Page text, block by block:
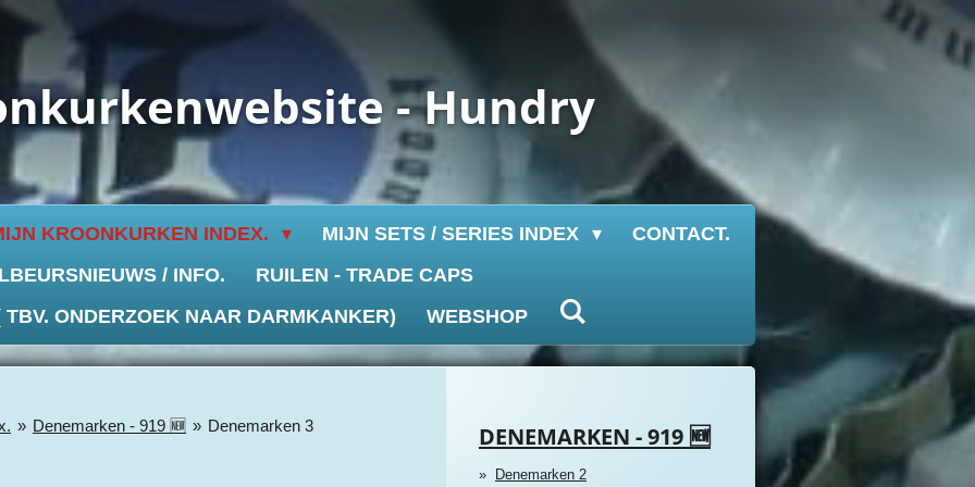
- Hundry
KROONKURKEN INDEX. MIJN SETS / SERIES INDEX
CONTACT.
/ INFO.
RUILEN - TRADE CAPS
ONDERZOEK NAAR DARMKANKER)
WEBSHOP
» Denemarken - 919 🆕 » Denemarken 3 DENEMARKEN - 919 🆕
Denemarken 2